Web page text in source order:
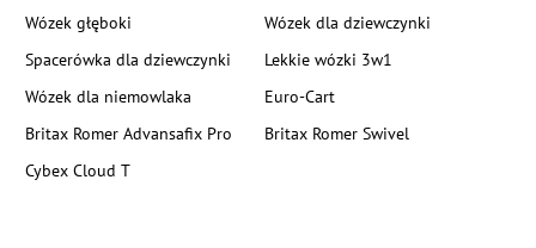
Wózek głęboki
Wózek dla dziewczynki
Spacerówka dla dziewczynki
Lekkie wózki 3w1
Wózek dla niemowlaka
Euro-Cart
Britax Romer Advansafix Pro
Britax Romer Swivel
Cybex Cloud T